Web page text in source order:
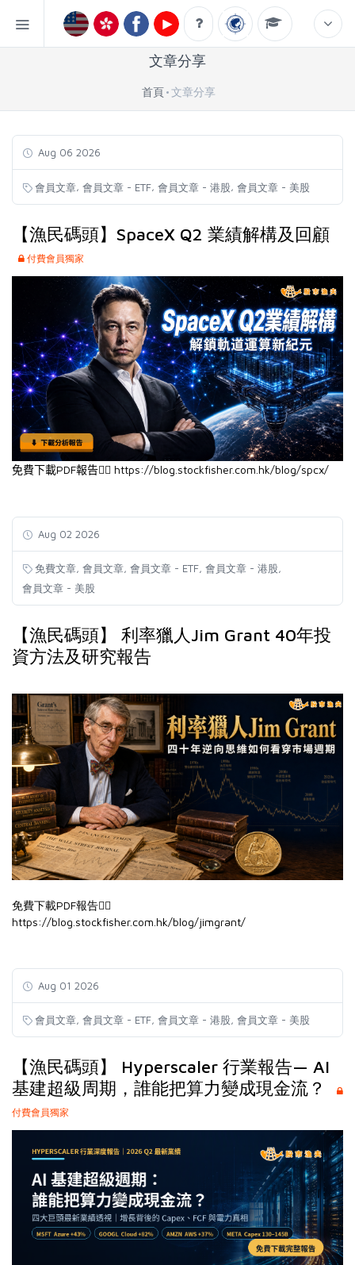
文章分享
首頁 文章分享
Aug 06 2026
會員文章, 會員文章 - ETF, 會員文章 - 港股, 會員文章 - 美股
【漁民碼頭】SpaceX Q2 業績解構及回顧
付費會員獨家
免費下載PDF報告👉🏻 https://blog.stockfisher.com.hk/blog/spcx/
Aug 02 2026
免費文章 會員文章 會員文章 - ETF 會員文章 - 港股
會員文章 - 美股
【漁民碼頭】 利率獵人Jim Grant 40年投
資方法及研究報告
免費下載PDF報告👉🏻
https://blog.stockfisher.com.hk/blog/jimgrant/
Aug 01 2026
會員文章 會員文章 - ETF 會員文章 - 港股 會員文章 - 美股
【漁民碼頭】 Hyperscaler 行業報告— AI
基建超級周期，誰能把算力變成現金流？
付費會員獨家